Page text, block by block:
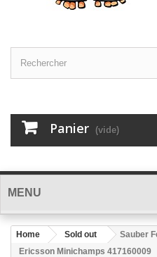
Panier (vide)
MENU
Home Sold out
Sauber
Ericsson Minichamps 417160009